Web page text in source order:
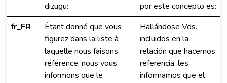
dizugu:
por este concepto es:
fr_FR
Étant donné que vous
figurez dans la liste à
laquelle nous faisons
référence, nous vous
informons que le
Hallándose Vds.
incluidos en la
relación que hacemos
referencia, les
informamos que el